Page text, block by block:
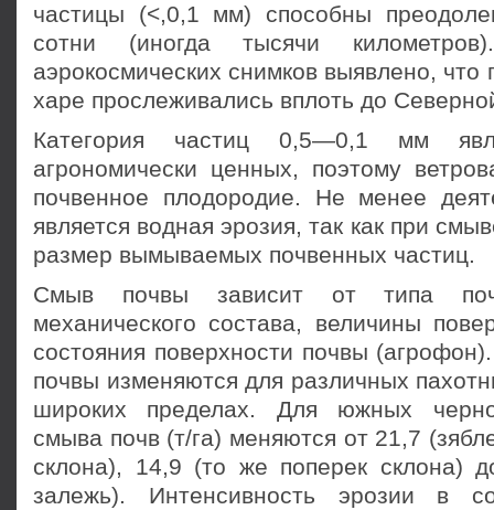
частицы (<,0,1 мм) способны
сотни (иногда тысячи
аэрокосмических снимков выявлено,
харе прослеживались вплоть до
Категория частиц 0,5—0,1 мм
агрономически ценных, поэтому
почвенное плодородие. Не менее
является водная эрозия, так как при
размер вымываемых почвенных частиц.
Смыв почвы зависит от типа
механического состава, величины
состояния поверхности почвы
почвы изменяются для раз­личных
широких пределах. Для южных
смыва почв (т/га) меняются от 21,7
склона), 14,9 (то же поперек склона)
залежь). Интенсивность эрозии в